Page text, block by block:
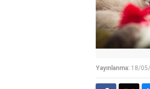
Yayınlanma: 18/